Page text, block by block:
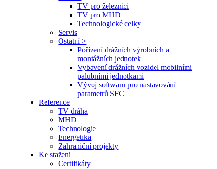
TV pro železnici
TV pro MHD
Technologické celky
Servis
Ostatní >
Pořízení drážních výrobních a
montážních jednotek
Vybavení drážních vozidel mobilními
palubními jednotkami
Vývoj softwaru pro nastavování
parametrů SFC
Reference
TV dráha
MHD
Technologie
Energetika
Zahraniční projekty
Ke stažení
Certifikáty